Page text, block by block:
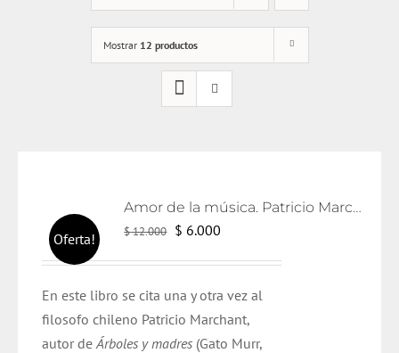
Mostrar 12 productos
Oferta!
Amor de la música. Patricio Marchant.
$12.000 El
era:
$ 12.000.
$ 6.000
es:
$ 6.000.
En este libro se cita una y otra vez al
filosofo chileno Patricio Marchant,
autor deÁrboles y madres (Gato Murr,